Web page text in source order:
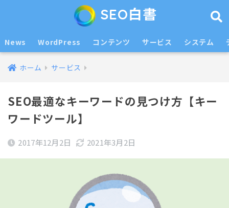
SEO白書
News WordPress コンテンツ サービス システム
ホーム サービス
SEO最適なキーワードの見つけ方【キー
ワードツール】
2017年12月2日 2021年3月2日